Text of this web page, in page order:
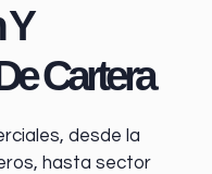
Cartera
desde la
, hasta sector